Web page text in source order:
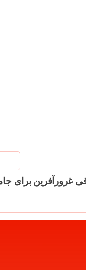
غرورآفرین برای